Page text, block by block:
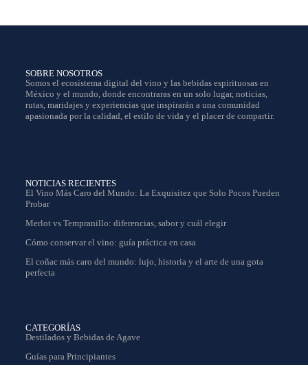
SOBRE NOSOTROS
Somos el ecosistema digital del vino y las bebidas espirituosas en
México y el mundo, donde encontraras en un solo lugar, noticias,
rutas, maridajes y experiencias que inspirarán a una comunidad
apasionada por la calidad, el estilo de vida y el placer de compartir.
NOTICIAS RECIENTES
El Vino Más Caro del Mundo: La Exquisitez que Solo Pocos Pueden
Probar
Merlot vs Tempranillo: diferencias, sabor y cuál elegir
Cómo conservar el vino: guía práctica en casa
El coñac más caro del mundo: lujo, historia y el arte de una gota
perfecta
CATEGORÍAS
Destilados y Bebidas de Agave
Guías para Principiantes